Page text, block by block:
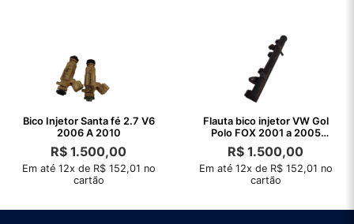
Bico Injetor Santa fé 2.7 V6
2006 A 2010
R$ 1.500,00
Em até 12x de R$ 152,01 no
cartão
Flauta bico injetor VW Gol
Polo FOX 2001 a 2005
original
R$ 1.500,00
Em até 12x de R$ 152,01 no
cartão